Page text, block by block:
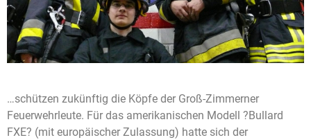
…schützen zukünftig die Köpfe der Groß-Zimmerner
Feuerwehrleute. Für das amerikanischen Modell ?Bullard
FXE? (mit europäischer Zulassung) hatte sich der